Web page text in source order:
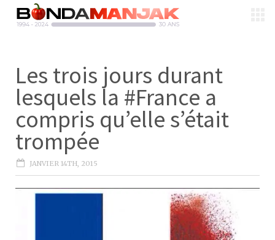
Les trois jours durant
lesquels la #France a
compris qu’elle s’était
trompée
JANVIER 14TH, 2015